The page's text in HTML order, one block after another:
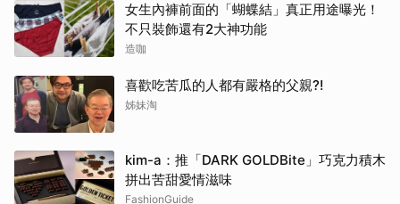
女生內褲前面的「蝴蝶結」真正用途曝光！
不只裝飾還有2大神功能
造咖
喜歡吃苦瓜的人都有嚴格的父親?!
姊妹淘
kim-a：推「DARK GOLDBite」巧克力積木
拼出苦甜愛情滋味
FashionGuide